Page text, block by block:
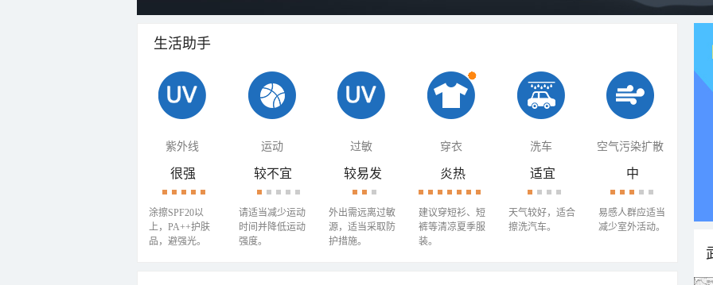
生活助手
紫外线 运动 过敏 穿衣 洗车 空气污染扩散
很强
涂擦SPF20以
上，PA++护肤
品，避强光。
较不宜
请适当减少运动
时间并降低运动
强度。
较易发
外出需远离过敏
源，适当采取防
护措施。
炎热
建议穿短衫、短
裤等清凉夏季服
装。
适宜
天气较好，适合
擦洗汽车。
中
易感人群应适当
减少室外活动。